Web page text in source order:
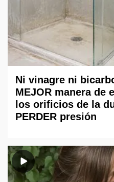
Ni vinagre ni
MEJOR manera de
los orificios de la
PERDER presión